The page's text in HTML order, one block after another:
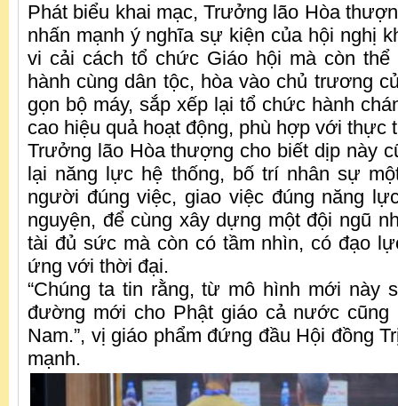
Phát biểu khai mạc, Trưởng lão Hòa
nhấn mạnh ý nghĩa sự kiện của hội nghị
vi cải cách tổ chức Giáo hội mà còn thể
hành cùng dân tộc, hòa vào chủ trương
gọn bộ máy, sắp xếp lại tổ chức hành
cao hiệu quả hoạt động, phù hợp với thực
Trưởng lão Hòa thượng cho biết dịp này
lại năng lực hệ thống, bố trí nhân sự
người đúng việc, giao việc đúng năng
nguyện, để cùng xây dựng một đội ngũ
tài đủ sức mà còn có tầm nhìn, có đạo
ứng với thời đại.
“Chúng ta tin rằng, từ mô hình mới này
đường mới cho Phật giáo cả nước cũng
Nam.”, vị giáo phẩm đứng đầu Hội đồng
mạnh.